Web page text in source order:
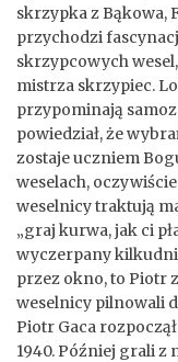
skrzypka z Bąkowa,
przychodzi
skrzypcowych
mistrza skrzypiec.
przypominają
powiedział, że
zostaje uczniem
weselach,
weselnicy traktują
„graj kurwa, jak ci
wyczerpany
przez okno, to Piotr
weselnicy pilnowali
Piotr Gaca
1940. Później grali z